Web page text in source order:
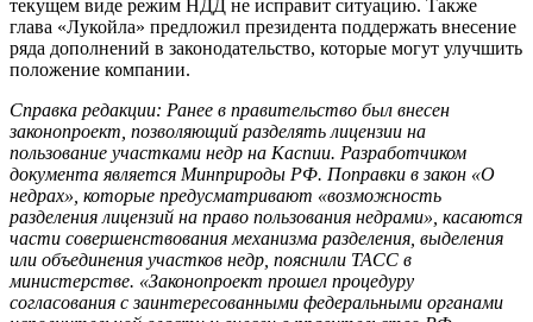
текущем виде режим НДД не исправит ситуацию. Также
глава «Лукойла» предложил президента поддержать внесение
ряда дополнений в законодательство, которые могут улучшить
положение компании.
Справка редакции: Ранее в правительство был внесен
законопроект, позволяющий разделять лицензии на
пользование участками недр на Каспии. Разработчиком
документа является Минприроды РФ. Поправки в закон «О
недрах», которые предусматривают «возможность
разделения лицензий на право пользования недрами», касаются
части совершенствования механизма разделения, выделения
или объединения участков недр, пояснили ТАСС в
министерстве. «Законопроект прошел процедуру
согласования с заинтересованными федеральными органами